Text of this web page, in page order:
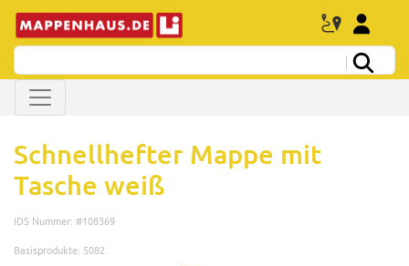
Schnellhefter Mappe mit
Tasche weiß
IDS Nummer: #108369
Basisprodukte: 5082